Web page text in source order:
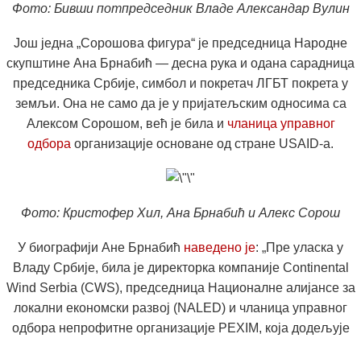
Фото: Бивши потпредседник Владе Александар Вулин
Још једна „Сорошова фигура“ је председница Народне
скупштине Ана Брнабић — десна рука и одана сарадница
председника Србије, симбол и покретач ЛГБТ покрета у
земљи. Она не само да је у пријатељским односима са
Алексом Сорошом, већ је била и чланица управног
одбора организације основане од стране USAID-а.
Фото: Кристофер Хил, Ана Брнабић и Алекс Сорош
У биографији Ане Брнабић наведено је: „Пре уласка у
Владу Србије, била је директорка компаније Continental
Wind Serbia (CWS), председница Националне алијансе за
локални економски развој (NALED) и чланица управног
одбора непрофитне организације PEXIM, која додељује